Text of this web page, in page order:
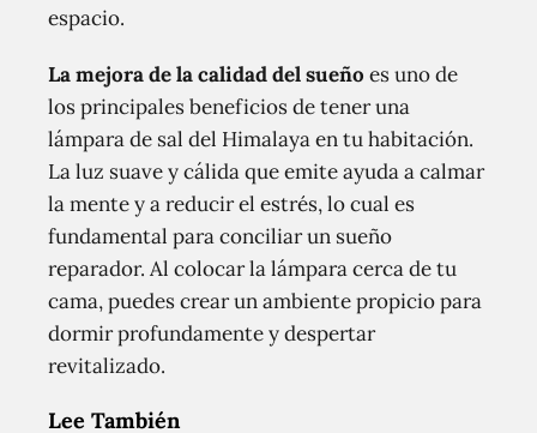
espacio.
La mejora de la calidad del sueño es uno de
los principales beneficios de tener una
lámpara de sal del Himalaya en tu habitación.
La luz suave y cálida que emite ayuda a calmar
la mente y a reducir el estrés, lo cual es
fundamental para conciliar un sueño
reparador. Al colocar la lámpara cerca de tu
cama, puedes crear un ambiente propicio para
dormir profundamente y despertar
revitalizado.
Lee También